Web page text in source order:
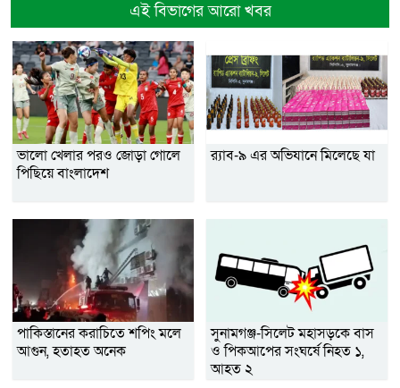
এই বিভাগের আরো খবর
ভালো খেলার পরও জোড়া গোলে
পিছিয়ে বাংলাদেশ
র‌্যাব-৯ এর অভিযানে মিলেছে যা
পাকিস্তানের করাচিতে শপিং মলে
আগুন, হতাহত অনেক
সুনামগঞ্জ-সিলেট মহাসড়কে বাস
ও পিকআপের সংঘর্ষে নিহত ১,
আহত ২